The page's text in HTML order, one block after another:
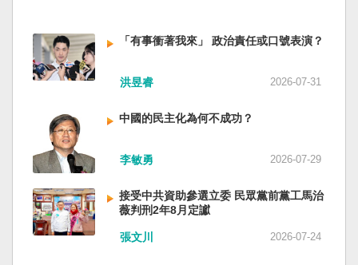
「有事衝著我來」 政治責任或口號表演？
洪昱睿 2026-07-31
中國的民主化為何不成功？
李敏勇 2026-07-29
接受中共資助參選立委 民眾黨前黨工馬治
薇判刑2年8月定讞
張文川 2026-07-24